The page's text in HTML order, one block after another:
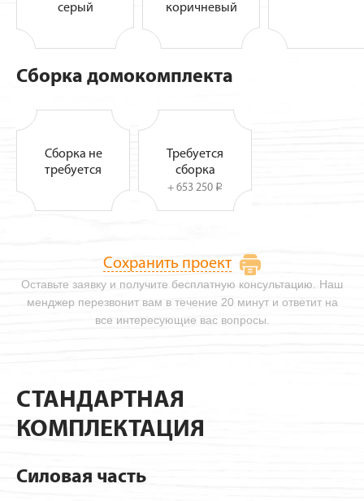
серый
коричневый
Сборка домокомплекта
Сборка не
требуется
Требуется
сборка
+ 653 250 i
Оставьте заявку и получите бесплатную консультацию. Наш
менджер перезвонит вам в течение 20 минут и ответит на
все интересующие вас вопросы.
Сохранить проект
СТАНДАРТНАЯ
КОМПЛЕКТАЦИЯ
Силовая часть